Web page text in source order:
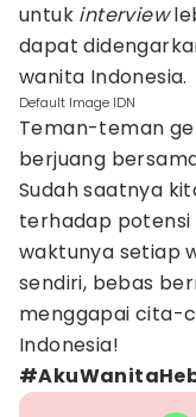
untuk interview
dapat
wanita Indonesia.
Default Image IDN
Teman-teman
berjuang
Sudah saatnya
terhadap potensi
waktunya setiap
sendiri, bebas
menggapai cita-
Indonesia!